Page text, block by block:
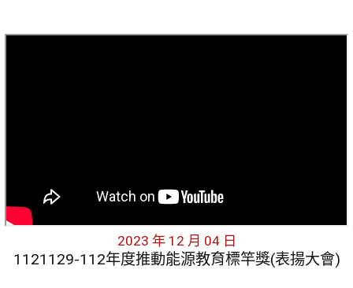
2023 年 12 月 04 日
1121129-112年度推動能源教育標竿獎(表揚大會)